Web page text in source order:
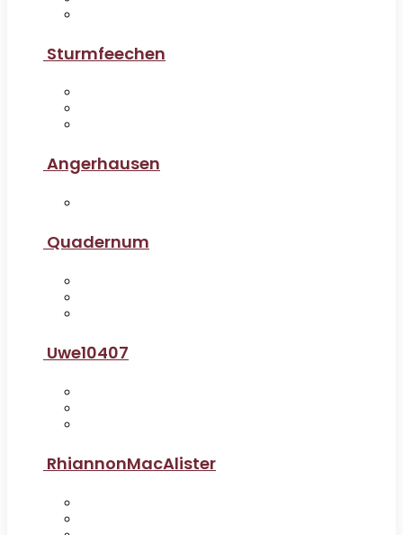
Sturmfeechen
Angerhausen
Quadernum
Uwe10407
RhiannonMacAlister